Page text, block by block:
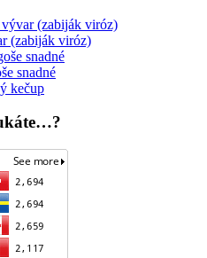
vývar (zabiják viróz)
(zabiják viróz)
snadné
snadné
kečup